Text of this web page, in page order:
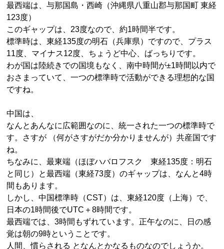
最西端は、与那国島・西崎（沖縄県八重山郡与那国町 東経
123度）
このギャップは、23度なので、約1時間半です。
標準時は、東経135度の明石（兵庫県）ですので、プラス
11度、マイナス12度、ちょうど中心、ばっちりです。
わが国は陸続きでの国境もなく、南中時間が±1時間以内で
おさまっていて、一つの標準時で活動ができる理想的な国
ですね。
中国は、
なんとあんなに広範囲なのに、統一された一つの標準時で
す。さすが （何がさすがだか分かりませんが）共産国です
ね。
ちなみに、最東端（ほぼハバロフスク 東経135度：明石
と同じ）と最西端（東経73度）のギャップは、なんと4時
間もあります。
しかし、中国標準時（CST）は、東経120度（上海）で、
日本の1時間後でUTC＋8時間です。
最西端では、3時間もずれています。正午なのに、日の感
覚は朝の9時ということです。
人間、慣らされる となんとかなるものなのでしょうか。